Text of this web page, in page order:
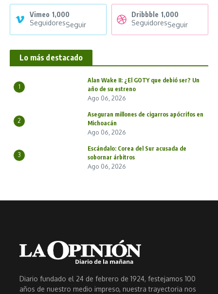
Vimeo 1,000
SeguidoresSeguir
Dribbble 1,000
SeguidoresSeguir
Lo más destacado
1
Alan Wake II: ¿El GOTY que debió ser? Un
año de su estreno
Ago 06, 2026
2
Aseguran millones de cigarros apócrifos en
Michoacán
Ago 06, 2026
3
Escándalo: Corea del Sur acusada de
sobornar árbitros
Ago 06, 2026
Diario fundado el 24 de febrero de 1924, festejamos 100
años de nuestro medio impreso, nuestra trayectoria nos